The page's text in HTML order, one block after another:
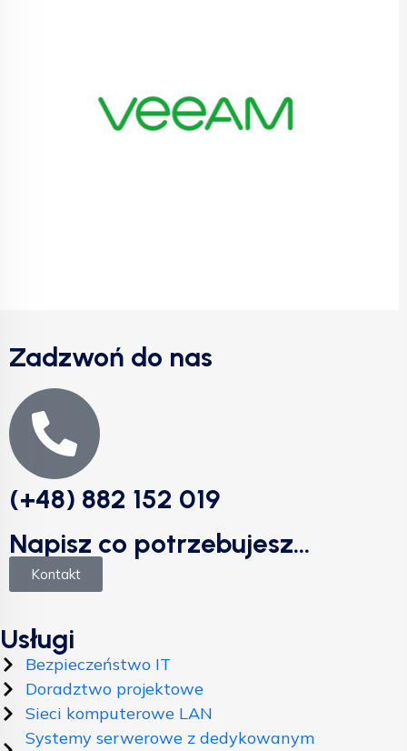
Zadzwoń do nas
(+48) 882 152 019
Napisz co potrzebujesz...
Kontakt
Usługi
Bezpieczeństwo IT
Doradztwo projektowe
Sieci komputerowe LAN
Systemy serwerowe z dedykowanym